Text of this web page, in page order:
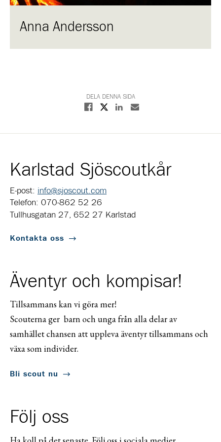
Anna Andersson
DELA DENNA SIDA
Dela på Facebook
Dela på XDela på Linkedin
Dela med E-post
Karlstad Sjöscoutkår
E-post: info@sjoscout.com
Telefon: 070-862 52 26
Tullhusgatan 27, 652 27 Karlstad
Kontakta oss
Äventyr och kompisar!
Tillsammans kan vi göra mer!
Scouterna ger barn och unga från alla delar av
samhället chansen att uppleva äventyr tillsammans och
växa som individer.
Bli scout nu
Följ oss